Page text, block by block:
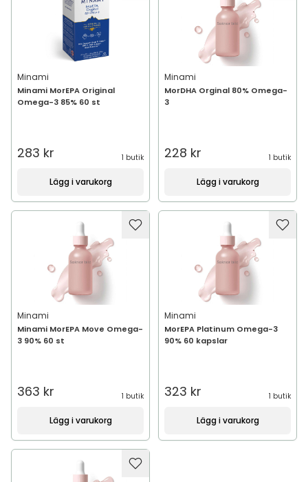
Minami
Minami MorEPA Original
Omega-3 85% 60 st
283 kr 1 butik
Lägg i varukorg
Minami
MorDHA Orginal 80% Omega-
3
228 kr 1 butik
Lägg i varukorg
Minami
Minami MorEPA Move Omega-
3 90% 60 st
363 kr 1 butik
Lägg i varukorg
Minami
MorEPA Platinum Omega-3
90% 60 kapslar
323 kr 1 butik
Lägg i varukorg